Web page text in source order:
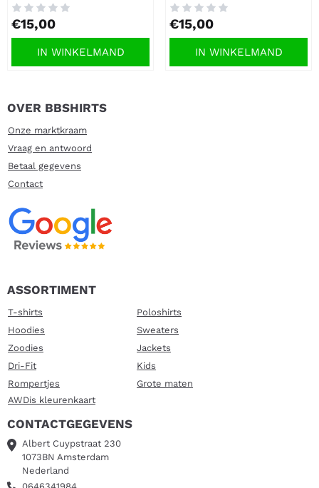
Prijs: 15,00
€15,00
IN WINKELMAND
Prijs: 15,00
€15,00
IN WINKELMAND
OVER BBSHIRTS
Onze marktkraam
Vraag en antwoord
Betaal gegevens
Contact
ASSORTIMENT
T-shirts
Poloshirts
Hoodies
Sweaters
Zoodies
Jackets
Dri-Fit
Kids
Rompertjes
Grote maten
AWDis kleurenkaart
CONTACTGEGEVENS
Albert Cuypstraat 230
1073BN Amsterdam
Nederland